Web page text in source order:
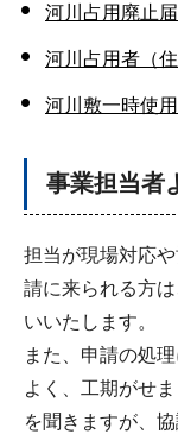
河川占用廃止
河川占用者（
河川敷一時使
事業担当者
担当が現場対応
請に来られる方
いいたします。
また、申請の処
よく、工期がせ
を聞きますが、